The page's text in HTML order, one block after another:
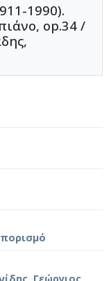
1990).
op.34 /
Γεώργιος